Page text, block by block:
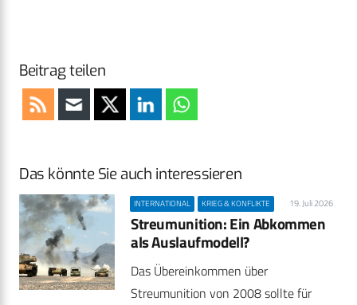
Beitrag teilen
Das könnte Sie auch interessieren
INTERNATIONAL KRIEG & KONFLIKTE 19. Juli 2026
Streumunition: Ein Abkommen
als Auslaufmodell?
Das Übereinkommen über
Streumunition von 2008 sollte für